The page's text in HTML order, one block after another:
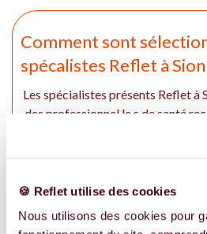
🍪 Reflet utilise des cookies
Nous utilisons des cookies pour
Comment sont
spécalistes Reflet à Sion
Les spécialistes présents Reflet à
des professionnel.le.s de santé
intervenant sur Reflet ont des
fonction de leur spécialité
couples à Sion. Si aucun spécialiste
professionel.le.s pratiquant à